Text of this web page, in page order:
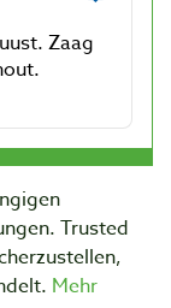
Trusted
Mehr